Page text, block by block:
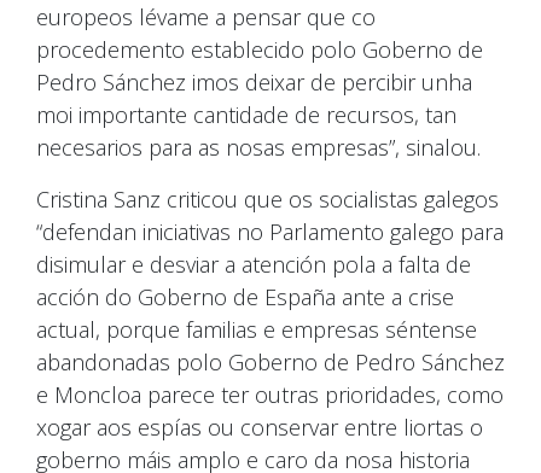
europeos lévame a pensar que co
procedemento establecido polo Goberno de
Pedro Sánchez imos deixar de percibir unha
moi importante cantidade de recursos, tan
necesarios para as nosas empresas”, sinalou.
Cristina Sanz criticou que os socialistas galegos
“defendan iniciativas no Parlamento galego para
disimular e desviar a atención pola a falta de
acción do Goberno de España ante a crise
actual, porque familias e empresas séntense
abandonadas polo Goberno de Pedro Sánchez
e Moncloa parece ter outras prioridades, como
xogar aos espías ou conservar entre liortas o
goberno máis amplo e caro da nosa historia